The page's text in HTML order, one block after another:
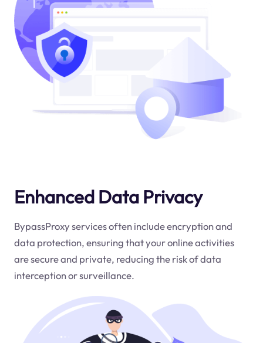
Enhanced Data Privacy
BypassProxy services often include encryption and
data protection, ensuring that your online activities
are secure and private, reducing the risk of data
interception or surveillance.